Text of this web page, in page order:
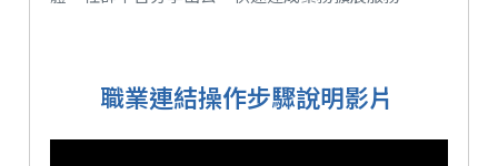
職業連結操作步驟說明影片